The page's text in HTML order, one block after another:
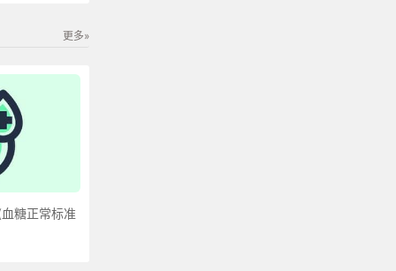
更多»
糖正常标准